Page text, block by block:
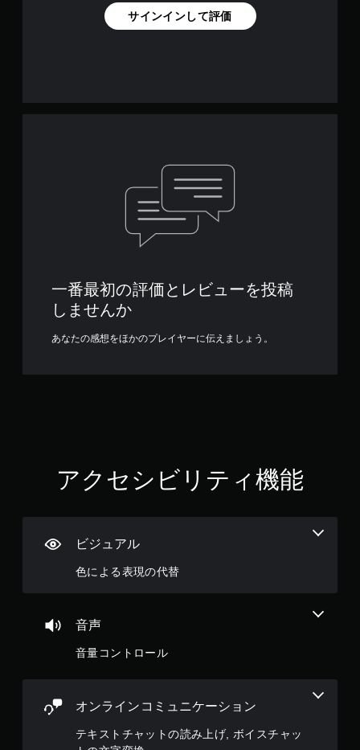
サインインして評価
一番最初の評価とレビューを投稿
しませんか
あなたの感想をほかのプレイヤーに伝えましょう。
アクセシビリティ機能
ビジュアル
色による表現の代替
音声
音量コントロール
オンラインコミュニケーション
テキストチャットの読み上げ, ボイスチャッ